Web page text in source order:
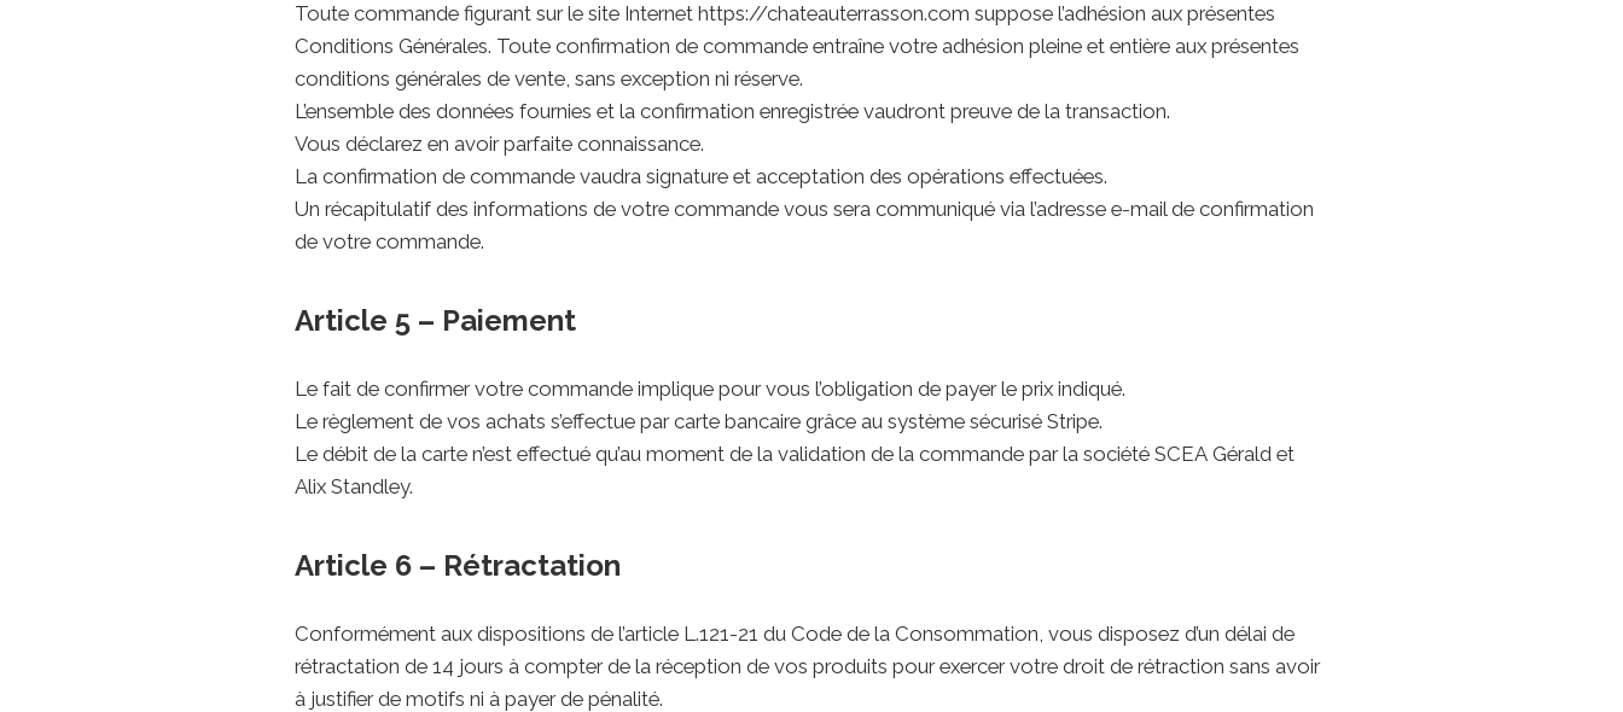
Toute commande figurant sur le site Internet https://chateauterrasson.com suppose l’adhésion aux présentes
Conditions Générales. Toute confirmation de commande entraîne votre adhésion pleine et entière aux présentes
conditions générales de vente, sans exception ni réserve.
L’ensemble des données fournies et la confirmation enregistrée vaudront preuve de la transaction.
Vous déclarez en avoir parfaite connaissance.
La confirmation de commande vaudra signature et acceptation des opérations effectuées.
Un récapitulatif des informations de votre commande vous sera communiqué via l’adresse e-mail de confirmation
de votre commande.
Article 5 – Paiement
Le fait de confirmer votre commande implique pour vous l’obligation de payer le prix indiqué.
Le règlement de vos achats s’effectue par carte bancaire grâce au système sécurisé Stripe.
Le débit de la carte n’est effectué qu’au moment de la validation de la commande par la société SCEA Gérald et
Alix Standley.
Article 6 – Rétractation
Conformément aux dispositions de l’article L.121-21 du Code de la Consommation, vous disposez d’un délai de
rétractation de 14 jours à compter de la réception de vos produits pour exercer votre droit de rétraction sans avoir
à justifier de motifs ni à payer de pénalité.